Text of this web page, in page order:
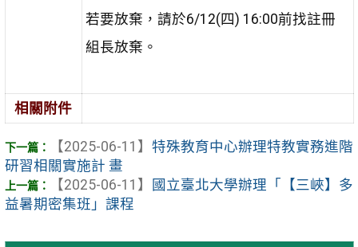
若要放棄，請於6/12(四) 16:00前找註冊
組長放棄。
相關附件
【2025-06-11】 特殊教育中心辦理特教實務進階
研習相關實施計 畫
【2025-06-11】
國立臺北大學辦理「【三峽】多
益暑期密集班」課程